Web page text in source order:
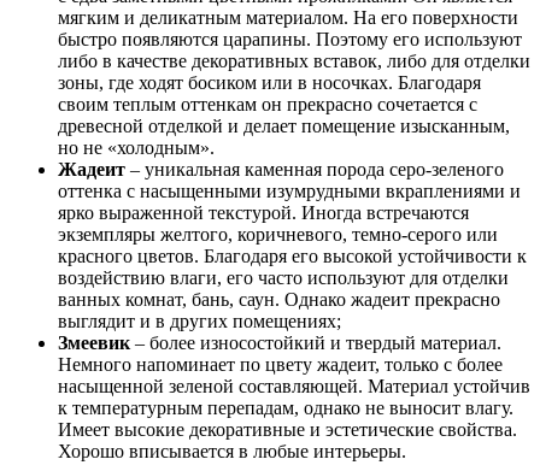
мягким и деликатным материалом. На его поверхности
быстро появляются царапины. Поэтому его используют
либо в качестве декоративных вставок, либо для отделки
зоны, где ходят босиком или в носочках. Благодаря
своим теплым оттенкам он прекрасно сочетается с
древесной отделкой и делает помещение изысканным,
но не «холодным».
Жадеит – уникальная каменная порода серо-зеленого
оттенка с насыщенными изумрудными вкраплениями и
ярко выраженной текстурой. Иногда встречаются
экземпляры желтого, коричневого, темно-серого или
красного цветов. Благодаря его высокой устойчивости к
воздействию влаги, его часто используют для отделки
ванных комнат, бань, саун. Однако жадеит прекрасно
выглядит и в других помещениях;
Змеевик – более износостойкий и твердый материал.
Немного напоминает по цвету жадеит, только с более
насыщенной зеленой составляющей. Материал устойчив
к температурным перепадам, однако не выносит влагу.
Имеет высокие декоративные и эстетические свойства.
Хорошо вписывается в любые интерьеры.